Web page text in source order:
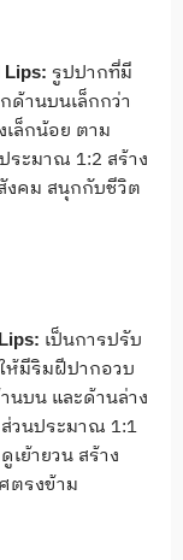
Lips: รูปปากที่มี
ด้านบนเล็กกว่า
เล็กน้อย ตาม
ระมาณ 1:2 สร้าง
งคม สนุกกับชีวิต
เป็นการปรับ
ห้มีริมฝีปากอวบ
นบน และด้านล่าง
วนประมาณ 1:1
ย้ายวน สร้าง
ตรงข้าม